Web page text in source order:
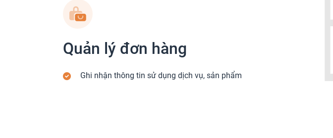
Quản lý đơn hàng
Ghi nhận thông tin sử dụng dịch vụ, sản phẩm